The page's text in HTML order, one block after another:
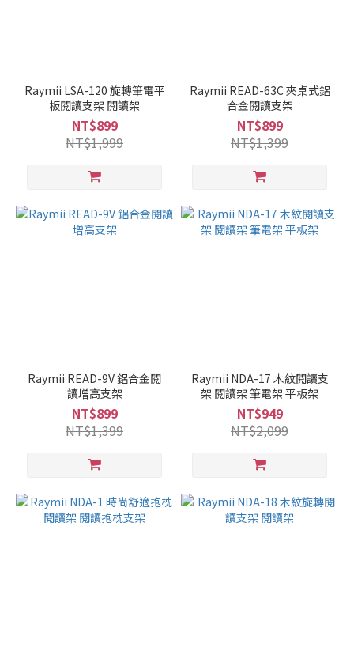
Raymii LSA-120 旋轉筆電平
板閱讀支架 閱讀架
NT$899
NT$1,999
Raymii READ-63C 夾桌式鋁
合金閱讀支架
NT$899
NT$1,399
Raymii READ-9V 鋁合金閱
讀增高支架
NT$899
NT$1,399
Raymii NDA-17 木紋閱讀支
架 閱讀架 筆電架 平板架
NT$949
NT$2,099